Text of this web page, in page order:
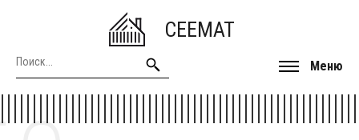
CEEMAT
Меню